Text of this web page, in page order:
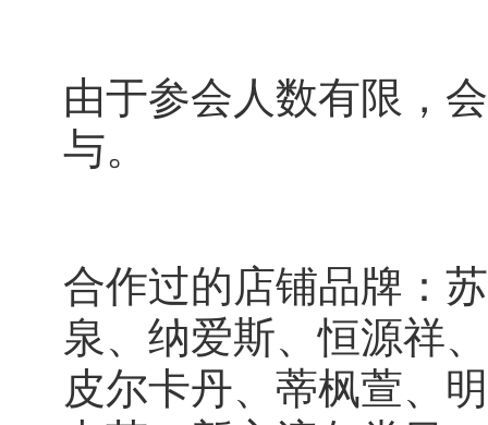
由于参会人数有限，
与。
合作过的店铺品牌：
泉、纳爱斯、恒源祥
皮尔卡丹、蒂枫萱、